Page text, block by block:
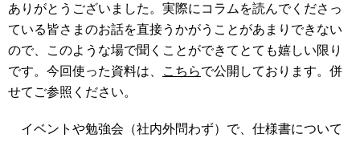
ありがとうございました。実際にコラムを読んでくださっ
ている皆さまのお話を直接うかがうことがあまりできない
ので、このような場で聞くことができてとても嬉しい限り
です。今回使った資料は、
こちらで公開しております。併
せてご参照ください。
イベントや勉強会（社内外問わず）で、仕様書について